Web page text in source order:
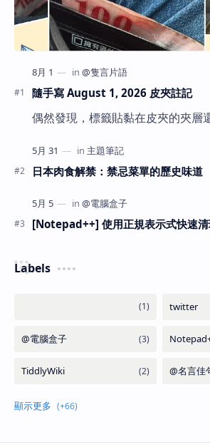
隨手寫 August 1, 2026 皮夾註記
偶然發現，標籤貼黏在皮夾的夾層
日本肉食解禁：禁忌菜單的歷史味道
[Notepad++] 使用正規表示式快速
Labels